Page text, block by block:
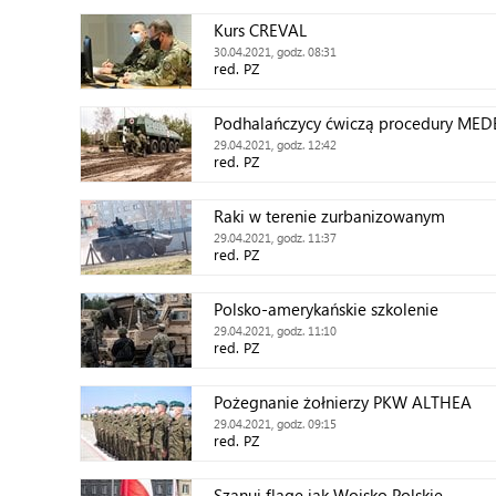
Kurs CREVAL
30.04.2021, godz. 08:31
red. PZ
Podhalańczycy ćwiczą procedury
29.04.2021, godz. 12:42
red. PZ
Raki w terenie zurbanizowanym
29.04.2021, godz. 11:37
red. PZ
Polsko-amerykańskie szkolenie
29.04.2021, godz. 11:10
red. PZ
Pożegnanie żołnierzy PKW ALTHEA
29.04.2021, godz. 09:15
red. PZ